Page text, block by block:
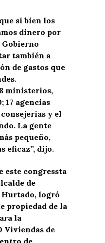
si bien los
dinero por
Gobierno
también a
de gastos que
ministerios,
17 agencias
y el
La gente
pequeño,
eficaz”, dijo.
este congressta
de
logró
propiedad de la
la
Viviendas de
de